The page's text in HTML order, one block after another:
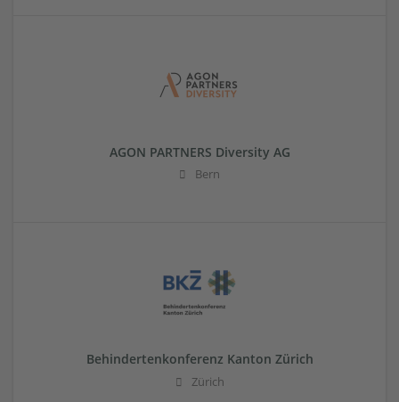
AGON PARTNERS Diversity AG
Bern
Behindertenkonferenz Kanton Zürich
Zürich